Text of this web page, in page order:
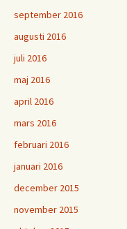
september 2016
augusti 2016
juli 2016
maj 2016
april 2016
mars 2016
februari 2016
januari 2016
december 2015
november 2015